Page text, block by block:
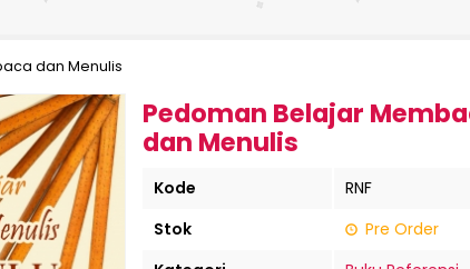
Keperawatan
dan Menulis
Pedoman Belajar
dan Menulis
Kode
RNF
Stok
Pre Order